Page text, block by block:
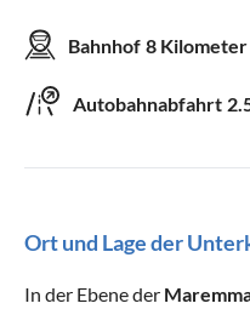
Bahnhof 8 Kilometer
Autobahnabfahrt
Ort und Lage der
In der Ebene der